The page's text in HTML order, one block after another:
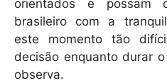
orientados e possam
brasileiro com a
este momento tão
decisão enquanto durar
observa.